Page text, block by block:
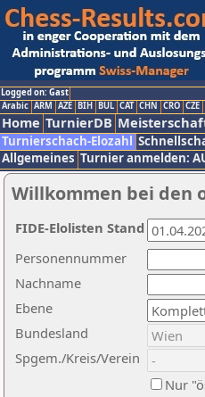
Logged on: Gast
Arabic ARM AZE BIH BUL CAT CHN CRO CZE
Home TurnierDB
Turnierschach-Elozahl
Allgemeines Turnier anmelden:
Willkommen bei den
Nachname
Ebene
Personennummer
Bundesland
Spgem./Kreis/Verein
Nur
FIDE-Elolisten Stand